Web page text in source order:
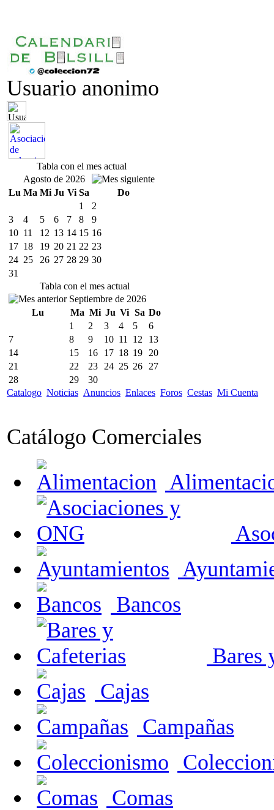
Usuario anonimo
Tabla con el mes actual
Agosto de 2026
Lu Ma Mi Ju Vi Sa
Do
1
2
3
4 5 6 7 8
9
10 11 12 13 14 15 16
17 18 19 20 21 22 23
24 25 26 27 28 29 30
31
Tabla con el mes actual
Septiembre de 2026
Lu
Ma Mi Ju Vi Sa Do
1
2 3 4 5
6
7
8 9 10 11 12
13
14
15 16 17 18 19
20
21
22 23 24 25 26
27
28
29
30
Catalogo Noticias Anuncios Enlaces Foros Cestas Mi Cuenta
Catálogo Comerciales
Bancos
Bares
Cajas
Campañas
Comas